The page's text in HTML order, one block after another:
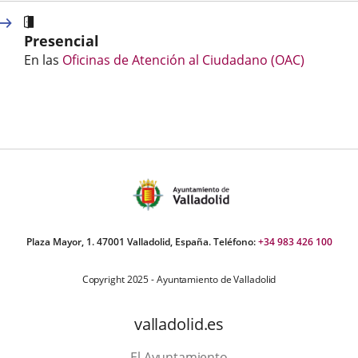
Presencial
En las Oficinas de Atención al Ciudadano (OAC)
Plaza Mayor, 1. 47001 Valladolid, España. Teléfono:+34 983 426 100
Copyright 2025 - Ayuntamiento de Valladolid
valladolid.es